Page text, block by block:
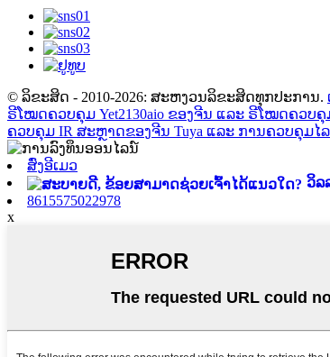
© ລິຂະສິດ - 2010-2026: ສະຫງວນລິຂະສິດທຸກປະການ.
ຣີໂໝດຄວບຄຸມ Yet2130aio ຂອງຈີນ ແລະ ຣີໂໝດຄວບຄຸ
ຄວບຄຸມ IR ສະຫຼາດຂອງຈີນ Tuya ແລະ ການຄວບຄຸມໄລ
ສົ່ງອີເມວ
ວິລ
8615575022978
x